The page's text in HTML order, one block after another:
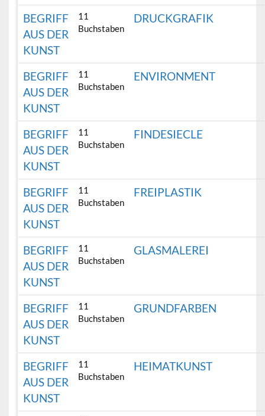
BEGRIFF
AUS DER
KUNST
11
Buchstaben
DRUCKGRAFIK
BEGRIFF
AUS DER
KUNST
11
Buchstaben
ENVIRONMENT
BEGRIFF
AUS DER
KUNST
11
Buchstaben
FINDESIECLE
BEGRIFF
AUS DER
KUNST
11
Buchstaben
FREIPLASTIK
BEGRIFF
AUS DER
KUNST
11
Buchstaben
GLASMALEREI
BEGRIFF
AUS DER
KUNST
11
Buchstaben
GRUNDFARBEN
BEGRIFF
AUS DER
KUNST
11
Buchstaben
HEIMATKUNST